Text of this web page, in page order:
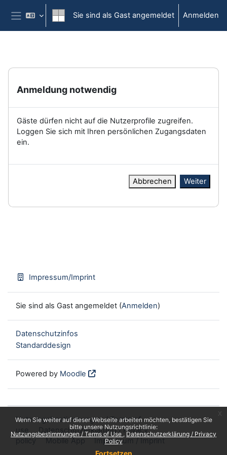
Zum Hauptinhalt
Wenn Sie weiter auf dieser Webseite arbeiten möchten, bestätigen Sie
bitte unsere Nutzungsrichtlinie:
Nutzungsbestimmungen / Terms of Use
Datenschutzerklärung / Privacy
Policy
Fortsetzen
Website-Übersicht
Sie sind als Gast angemeldet Anmelden
Anmeldung notwendig
Gäste dürfen nicht auf die Nutzerprofile zugreifen.
Loggen Sie sich mit Ihren persönlichen Zugangsdaten
ein.
Abbrechen Weiter
Impressum/Imprint
Sie sind als Gast angemeldet (Anmelden)
Datenschutzinfos
Standarddesign
Powered by Moodle
Nutzungsbestimmungen / Terms of
use
Datenschutzerklärung / Privacy
policy
Mobile App Impressum / Imprint